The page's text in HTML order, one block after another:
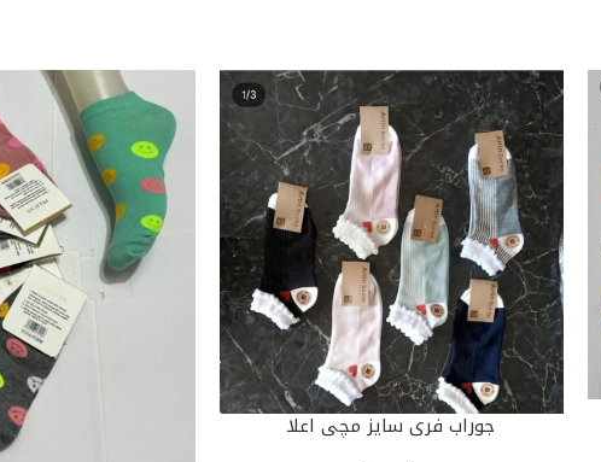
جوراب فری سایز مچی اعلا